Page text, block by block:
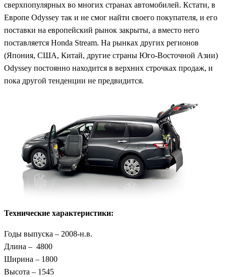
сверхпопулярных во многих странах автомобилей. Кстати, в
Европе Odyssey так и не смог найти своего покупателя, и его
поставки на европейский рынок закрыты, а вместо него
поставляется Honda Stream. На рынках других регионов
(Япония, США, Китай, другие страны Юго-Восточной Азии)
Odyssey постоянно находится в верхних строчках продаж, и
пока другой тенденции не предвидится.
Технические характеристики:
Годы выпуска – 2008-н.в.
Длина – 4800
Ширина – 1800
Высота – 1545